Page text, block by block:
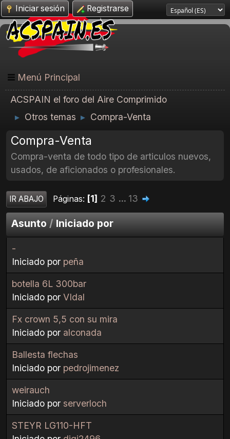
Iniciar sesión Registrarse
Menú Principal
ACSPAIN el foro del Aire Comprimido
► Otros temas ► Compra-Venta
Compra-Venta
Compra-venta de todo tipo de articulos nuevos,
usados, de aficionados o profesionales.
IR ABAJO Páginas 1 2 3 ... 13
Asunto / Iniciado por
-
Iniciado por peña
botella 6L 300bar
Iniciado por VIdal
Fx crown 5,5 con su mira
Iniciado por alconada
Ballesta flechas
Iniciado por pedrojimenez
weirauch
Iniciado por serverloch
STEYR LG110-HFT